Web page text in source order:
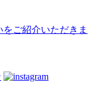
ご紹介いただきま